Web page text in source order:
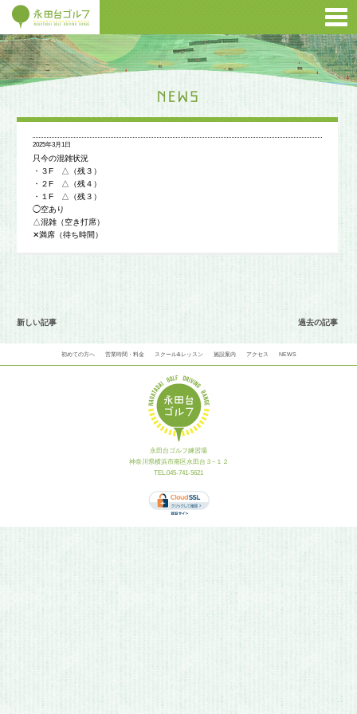
2025年3月1日
只今の混雑状況
・３F △（残３）
・２F △（残４）
・１F △（残３）
◯空あり
△混雑（空き打席）
✕満席（待ち時間）
新しい記事 過去の記事
初めての方へ 営業時間・料金 スクール&レッスン 施設案内 アクセス NEWS
永田台ゴルフ練習場
神奈川県横浜市南区永田台３−１２
TEL.045-741-5621